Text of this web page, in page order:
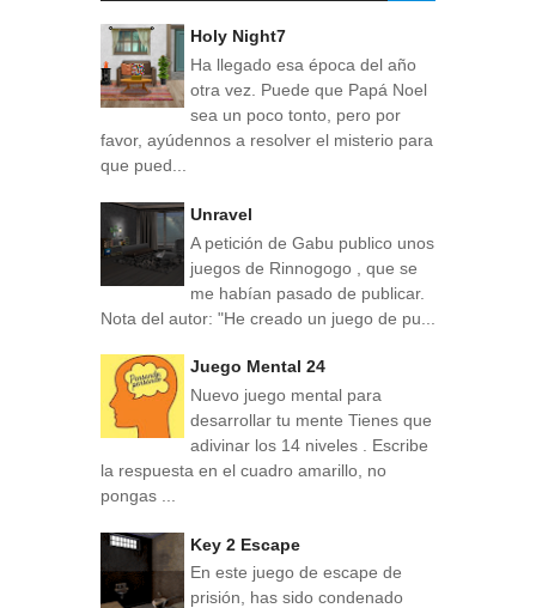
Holy Night7
Ha llegado esa época del año
otra vez. Puede que Papá Noel
sea un poco tonto, pero por
favor, ayúdennos a resolver el misterio para
que pued...
Unravel
A petición de Gabu publico unos
juegos de Rinnogogo , que se
me habían pasado de publicar.
Nota del autor: "He creado un juego de pu...
Juego Mental 24
Nuevo juego mental para
desarrollar tu mente Tienes que
adivinar los 14 niveles . Escribe
la respuesta en el cuadro amarillo, no
pongas ...
Key 2 Escape
En este juego de escape de
prisión, has sido condenado